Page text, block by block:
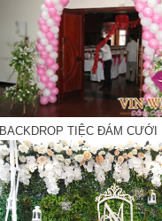
BACKDROP TIỆC ĐÁM CƯỚI